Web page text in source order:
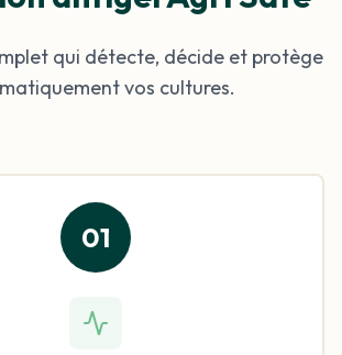
qui détecte, décide et protège
vos cultures.
01